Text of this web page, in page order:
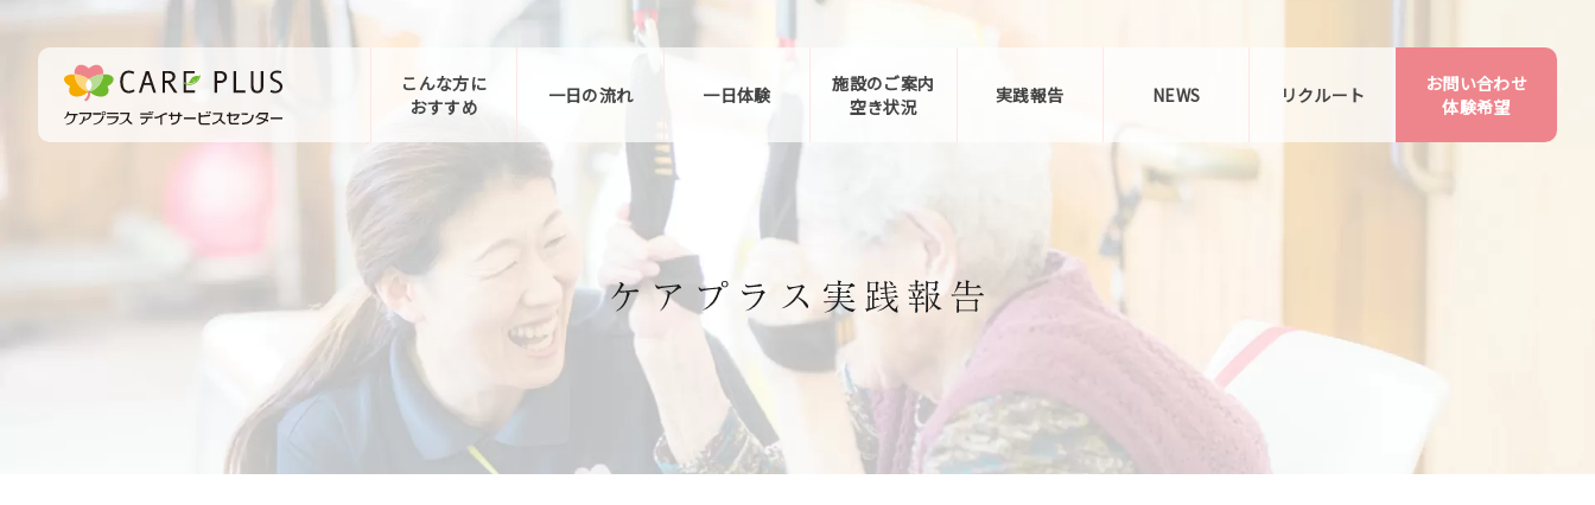
こんな方に
おすすめ
一日の流れ 一日体験
施設のご案内
空き状況
実践報告 NEWS リクルート
お問い合わせ
お問い合わせ
体験希望